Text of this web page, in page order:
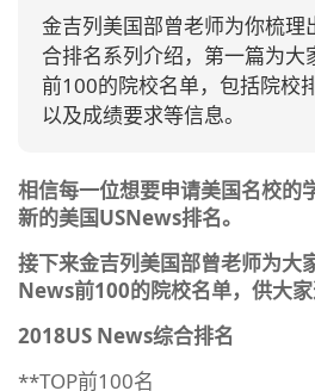
金吉列美国部曾老师为你梳理
合排名系列介绍，第一篇为大
前100的院校名单，包括院校
以及成绩要求等信息。
相信每一位想要申请美国名校的
新的美国USNews排名。
接下来金吉列美国部曾老师为大
News前100的院校名单，供大家
2018US News综合排名
**TOP前100名